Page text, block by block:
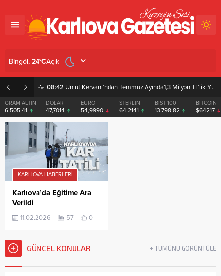
08:42 Umut Kervanı’ndan Temmuz Ayında1,3 Milyon TL’lik Yardım
GRAM ALTIN
6.505,41
DOLAR
47,7014
EURO
54,9990
STERLİN
64,2141
BIST 100
13.798,82
BITCOIN
$64217
Bingöl, 24°CAçık
KARLIOVA HABERLERI
Karlıova’da Eğitime Ara
Verildi
11.02.2026 57 0
GÜNCEL KONULAR + TÜMÜNÜ GÖRÜNTÜLE